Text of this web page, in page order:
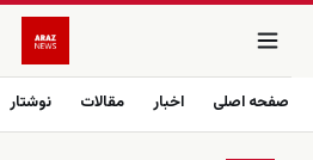
صفحه اصلی اخبار مقالات نوشتار